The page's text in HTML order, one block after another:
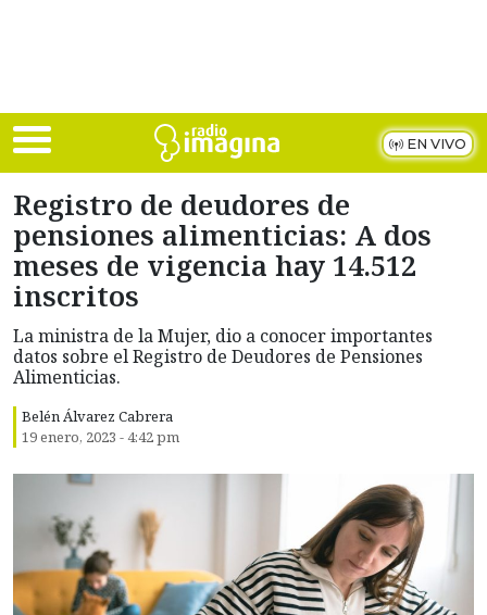
EN VIVO
Registro de deudores de
pensiones alimenticias: A dos
meses de vigencia hay 14.512
inscritos
La ministra de la Mujer, dio a conocer importantes
datos sobre el Registro de Deudores de Pensiones
Alimenticias.
Belén Álvarez Cabrera
19 enero, 2023 - 4:42 pm